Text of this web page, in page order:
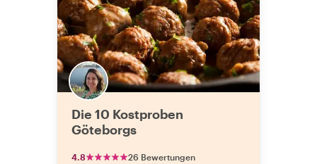
Die 10 Kostproben
Göteborgs
4.8 26 Bewertungen